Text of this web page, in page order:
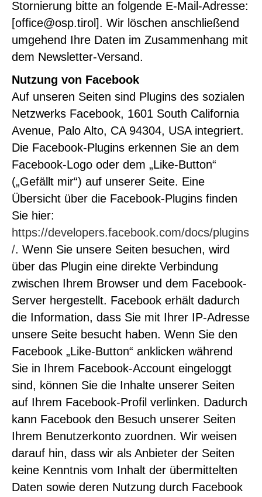
Stornierung bitte an folgende E-Mail-Adresse:
[office@osp.tirol]. Wir löschen anschließend
umgehend Ihre Daten im Zusammenhang mit
dem Newsletter-Versand.
Nutzung von Facebook
Auf unseren Seiten sind Plugins des sozialen
Netzwerks Facebook, 1601 South California
Avenue, Palo Alto, CA 94304, USA integriert.
Die Facebook-Plugins erkennen Sie an dem
Facebook-Logo oder dem „Like-Button“
(„Gefällt mir“) auf unserer Seite. Eine
Übersicht über die Facebook-Plugins finden
Sie hier:
https://developers.facebook.com/docs/plugins
/. Wenn Sie unsere Seiten besuchen, wird
über das Plugin eine direkte Verbindung
zwischen Ihrem Browser und dem Facebook-
Server hergestellt. Facebook erhält dadurch
die Information, dass Sie mit Ihrer IP-Adresse
unsere Seite besucht haben. Wenn Sie den
Facebook „Like-Button“ anklicken während
Sie in Ihrem Facebook-Account eingeloggt
sind, können Sie die Inhalte unserer Seiten
auf Ihrem Facebook-Profil verlinken. Dadurch
kann Facebook den Besuch unserer Seiten
Ihrem Benutzerkonto zuordnen. Wir weisen
darauf hin, dass wir als Anbieter der Seiten
keine Kenntnis vom Inhalt der übermittelten
Daten sowie deren Nutzung durch Facebook